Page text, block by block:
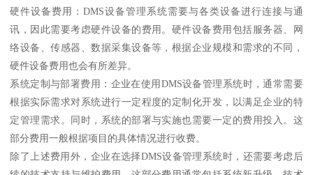
硬件设备费用：DMS设备管理系统需要与各类设备进行连接与通
讯，因此需要考虑硬件设备的费用。硬件设备费用包括服务器、网
络设备、传感器、数据采集设备等，根据企业规模和需求的不同，
硬件设备费用也会有所差异。
系统定制与部署费用：企业在使用DMS设备管理系统时，通常需要
根据实际需求对系统进行一定程度的定制化开发，以满足企业的特
定管理需求。同时，系统的部署与实施也需要一定的费用投入。这
部分费用一般根据项目的具体情况进行收费。
除了上述费用外，企业在选择DMS设备管理系统时，还需要考虑后